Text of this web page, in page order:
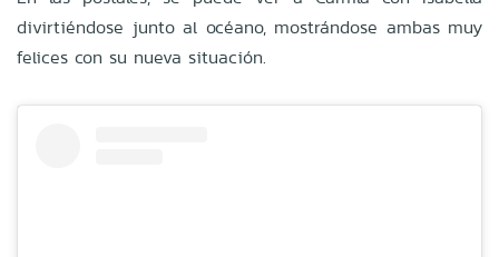
divirtiéndose junto al océano, mostrándose ambas muy
felices con su nueva situación.